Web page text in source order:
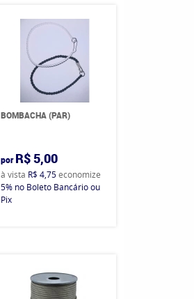
BOMBACHA (PAR)
por R$ 5,00
à vista R$ 4,75economize
5% no Boleto Bancário ou
Pix